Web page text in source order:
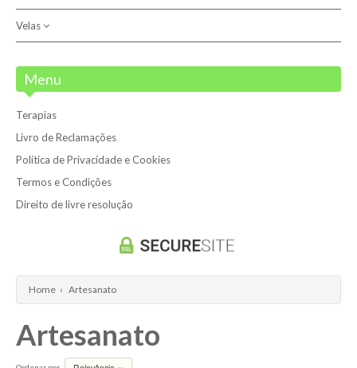
Pulseiras
Dezenas
Velas
Velas 7 Dias
Velões
Menu
Terapias
Livro de Reclamações
Política de Privacidade e Cookies
Termos e Condições
Direito de livre resolução
Home › Artesanato
Artesanato